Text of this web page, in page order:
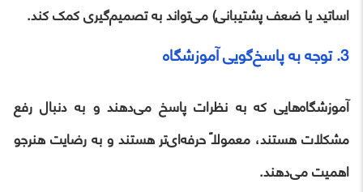
اساتید یا ضعف پشتیبانی) می‌تواند به تصمیم‌گیری کمک کند.
3. توجه به پاسخ‌گویی آموزشگاه
آموزشگاه‌هایی که به نظرات پاسخ می‌دهند و به دنبال رفع
مشکلات هستند، معمولاً حرفه‌ای‌تر هستند و به رضایت هنرجو
اهمیت می‌دهند.